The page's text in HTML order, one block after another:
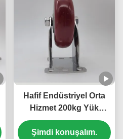
Hafif Endüstriyel Orta
Hizmet 200kg Yük
Paslanmaz Çelik
Tekerlekler PU
Şimdi konuşalım.